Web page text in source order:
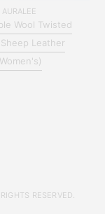
AURALEE
Wool Twisted
Leather
RESERVED.